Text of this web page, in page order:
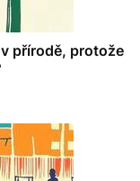
přírodě, protože